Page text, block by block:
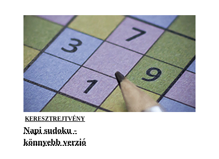
KERESZTREJTVÉNY
Napi sudoku -
könnyebb verzió